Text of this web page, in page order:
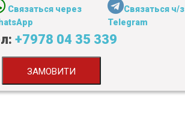
Связаться через
Связаться ч/з
Telegram
+7978 04 35 339
ЗАМОВИТИ